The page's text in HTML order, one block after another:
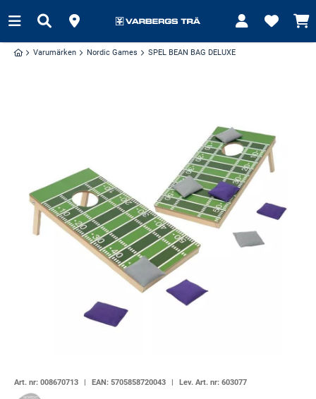
Varumärken Nordic Games SPEL BEAN BAG DELUXE
Art. nr: 008670713 EAN: 5705858720043 Lev. Art. nr: 603077